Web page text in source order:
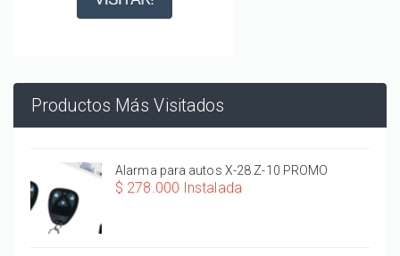
Productos Más Visitados
Alarma para autos X-28 Z-10 PROMO
$ 278.000 Instalada